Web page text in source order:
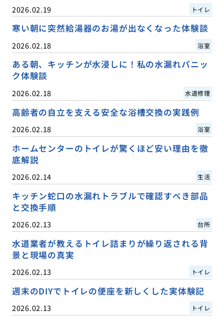
2026.02.19 トイレ
寒い朝に突然給湯器のお湯が出なくなった体験談
2026.02.18 浴室
ある朝、キッチンが水浸しに！私の水漏れパニッ
ク体験談
2026.02.18 水道修理
高齢者の自立を支える安全な浴槽交換の実践例
2026.02.18 浴室
ホームセンターのトイレが驚くほど安い理由を徹
底解説
2026.02.14 生活
キッチン蛇口の水漏れトラブルで確認すべき部品
と交換手順
2026.02.13 台所
水道業者が教えるトイレ詰まりが繰り返される背
景と現場の真実
2026.02.13 トイレ
週末のDIYでトイレの便座を新しくした実体験記
2026.02.13 トイレ